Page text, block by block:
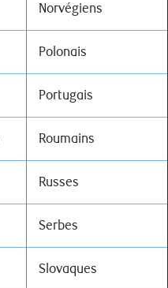
Norvégiens
Polonais
Portugais
Roumains
Russes
Serbes
Slovaques